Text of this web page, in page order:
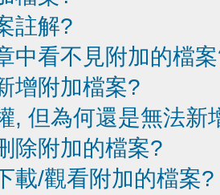
註解?
中看不見附加的檔
增附加檔案?
, 但為何還是無法新
除附加的檔案?
載/觀看附加的檔案?